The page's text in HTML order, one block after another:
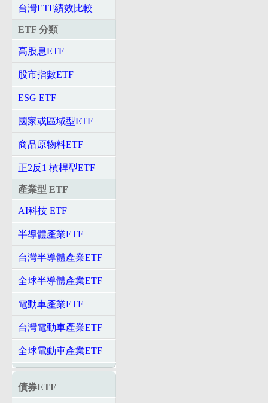
台灣ETF績效比較
ETF 分類
高股息ETF
股市指數ETF
ESG ETF
國家或區域型ETF
商品原物料ETF
正2反1 槓桿型ETF
產業型 ETF
AI科技 ETF
半導體產業ETF
台灣半導體產業ETF
全球半導體產業ETF
電動車產業ETF
台灣電動車產業ETF
全球電動車產業ETF
債券ETF